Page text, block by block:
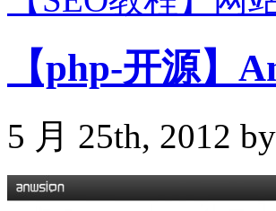
【php-开源】
5 月 25th, 2012 by